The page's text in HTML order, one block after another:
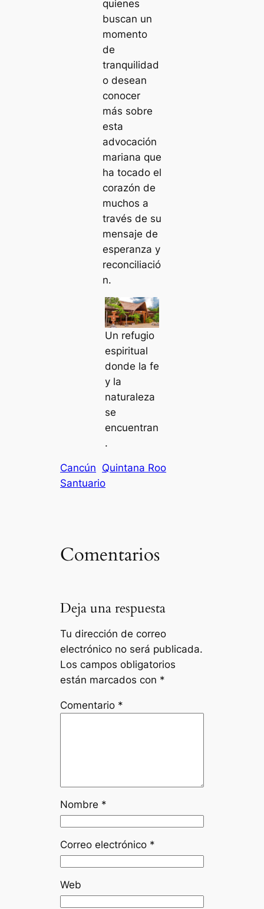
quienes
buscan un
momento
de
tranquilidad
o desean
conocer
más sobre
esta
advocación
mariana que
ha tocado el
corazón de
muchos a
través de su
mensaje de
esperanza y
reconciliació
n.
Un refugio
espiritual
donde la fe
y la
naturaleza
se
encuentran
.
Cancún Quintana Roo
Santuario
Comentarios
Deja una respuesta
Tu dirección de correo
electrónico no será publicada.
Los campos obligatorios
están marcados con *
Comentario *
Nombre *
Correo electrónico *
Web